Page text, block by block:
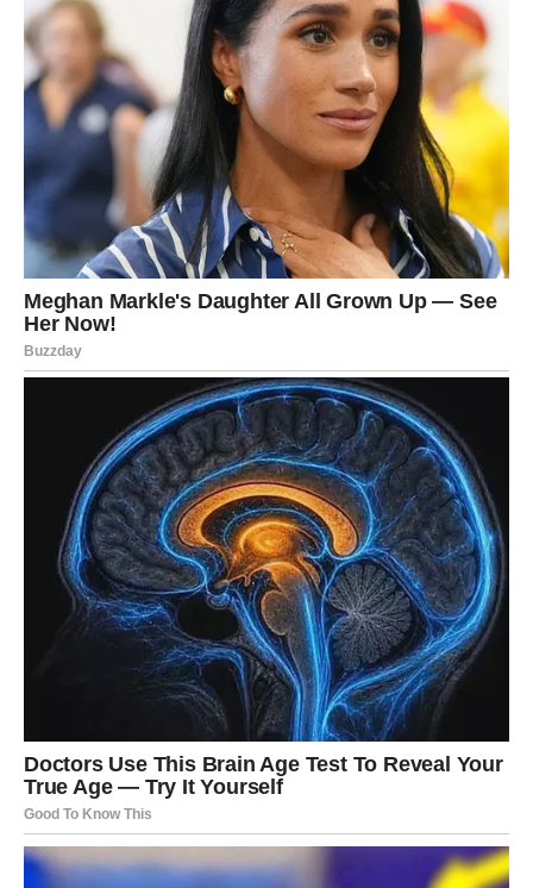
ŠKORPIJA
Pred vama su velike promjene koje će vas na kraju
usrećiti mnogo više nego što sada možete zamisliti.
Moguće su veoma dobre vijesti vezane za posao, novac
ili važnu životnu odluku.
Sudbina vam sprema preokret
Jedan događaj mogao bi vam potpuno promijeniti pogled
na budućnost.
STRIJELAC
Naredni period donosi vam mnogo kretanja, druženja i
spontanih trenutaka koji vam vraćaju osmijeh na lice.
Ljubavni život postaje mnogo zanimljiviji, a moguće je i
novo poznanstvo tokom izlaska ili puta.